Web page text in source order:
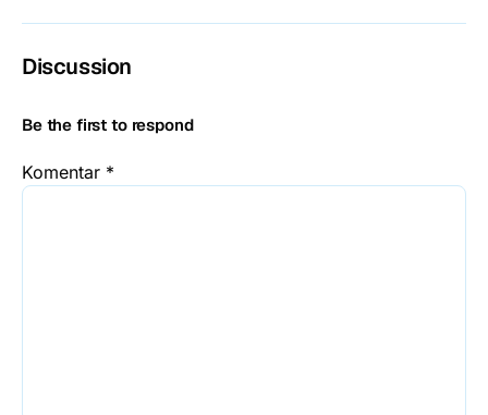
Discussion
Be the first to respond
Komentar *